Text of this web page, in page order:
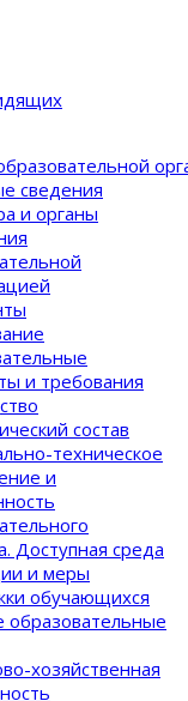
сведения
и органы
и требования
состав
техническое
и
Доступная среда
и меры
обучающихся
образовательные
хозяйственная